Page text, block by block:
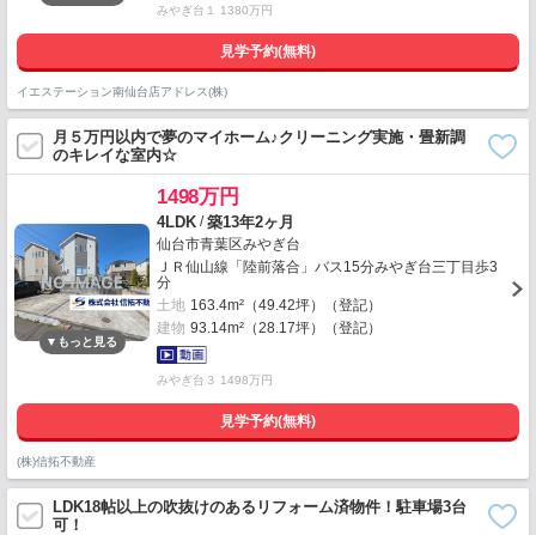
みやぎ台１ 1380万円
見学予約(無料)
イエステーション南仙台店アドレス(株)
月５万円以内で夢のマイホーム♪クリーニング実施・畳新調
のキレイな室内☆
1498万円
4LDK /築13年2ヶ月
仙台市青葉区みやぎ台
ＪＲ仙山線「陸前落合」バス15分みやぎ台三丁目歩3
分
土地 163.4m²（49.42坪）（登記）
建物 93.14m²（28.17坪）（登記）
みやぎ台３ 1498万円
見学予約(無料)
(株)信拓不動産
LDK18帖以上の吹抜けのあるリフォーム済物件！駐車場3台
可！